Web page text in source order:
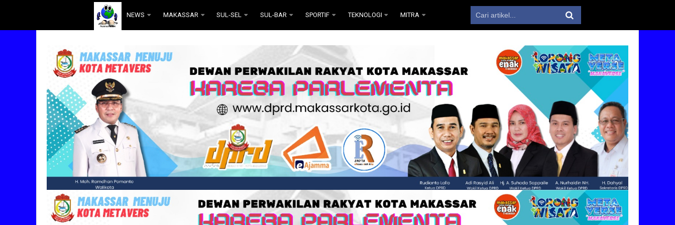
. NEWS MAKASSAR SUL-SEL SUL-BAR SPORTIF TEKNOLOGI MITRA